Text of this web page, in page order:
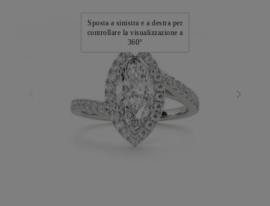
Sposta a sinistra e a destra per
controllare la visualizzazione a
360°